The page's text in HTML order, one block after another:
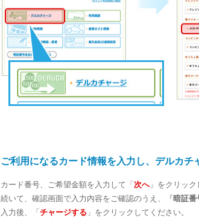
ご利用になるカード情報を入力し、デルカチ
カード番号、ご希望金額を入力して「 次へ」をクリック
続いて、確認画面で入力内容をご確認のうえ、『暗証番
入力後、「 チャージする 」をクリックしてください。